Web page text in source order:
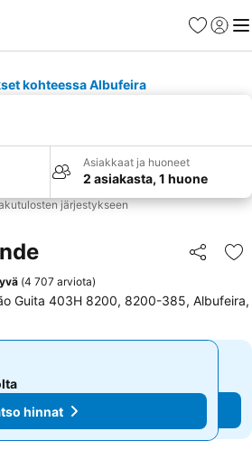
Suosikit
kohteessa Albufeira
Asiakkaat ja huoneet
2 asiakasta, 1 huone
järjestykseen
Jaa
(4 707 arviota)
Guita 403H 8200, 8200-385, Albufeira,
Katso hinnat
hinnat